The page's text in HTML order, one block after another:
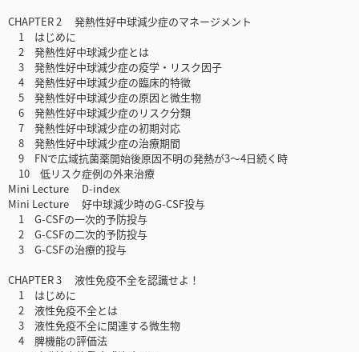
CHAPTER 2 発熱性好中球減少症のマネージメント
1 はじめに
2 発熱性好中球減少症とは
3 発熱性好中球減少症の疫学・リスク因子
4 発熱性好中球減少症の臨床的特徴
5 発熱性好中球減少症の原因と微生物
6 発熱性好中球減少症のリスク分類
7 発熱性好中球減少症の初期対応
8 発熱性好中球減少症の治療期間
9 FNで広域抗菌薬開始後原因不明の発熱が3～4日続く時
10 低リスク症例の外来治療
Mini Lecture D-index
Mini Lecture 好中球減少時のG-CSF投与
1 G-CSFの一次的予防投与
2 G-CSFの二次的予防投与
3 G-CSFの治療的投与
CHAPTER 3 液性免疫不全を認識せよ！
1 はじめに
2 液性免疫不全とは
3 液性免疫不全に関連する微生物
4 脾機能の評価法